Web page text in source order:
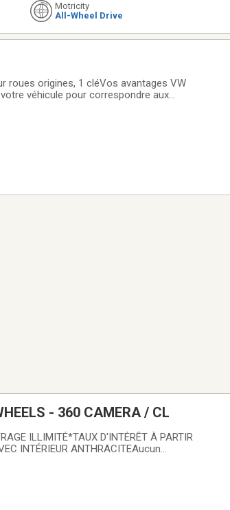
Motricity
All-Wheel Drive
roues origines, 1 cléVos avantages VW
véhicule pour correspondre aux
- 360 CAMERA / CL
ILLIMITÉ*TAUX D'INTÉRÊT À PARTIR
INTÉRIEUR ANTHRACITEAucun